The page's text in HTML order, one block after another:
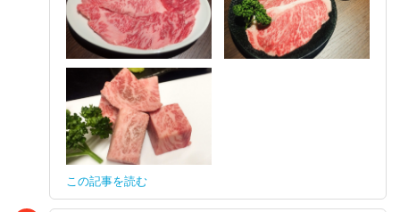
この記事を読む